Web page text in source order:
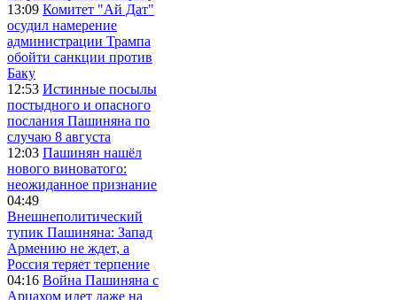
13:09 Комитет "Ай Дат"
осудил намерение
администрации Трампа
обойти санкции против
Баку
12:53 Истинные посылы
постыдного и опасного
послания Пашиняна по
случаю 8 августа
12:03 Пашинян нашёл
нового виноватого:
неожиданное признание
04:49
Внешнеполитический
тупик Пашиняна: Запад
Армению не ждет, а
Россия теряет терпение
04:16 Война Пашиняна с
Арцахом идет даже на